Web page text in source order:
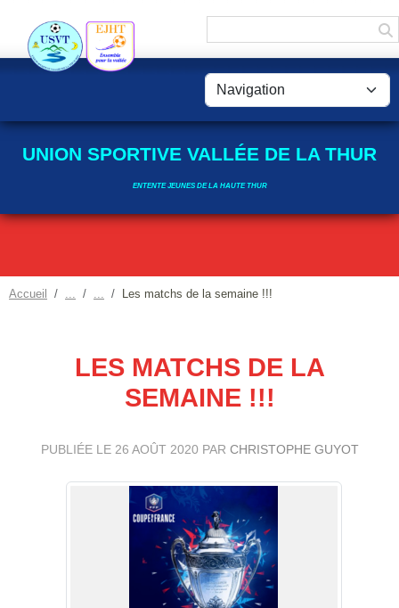
UNION SPORTIVE VALLÉE DE LA THUR
ENTENTE JEUNES DE LA HAUTE THUR
Accueil Les matchs de la semaine !!!
LES MATCHS DE LA
SEMAINE !!!
PUBLIÉE LE 26 AOÛT 2020 PAR CHRISTOPHE GUYOT